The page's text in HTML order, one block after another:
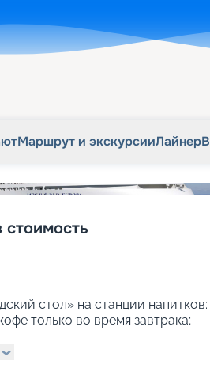
Маршрут и экскурсииЛайнер
стол» на станции
только во время завтрака;